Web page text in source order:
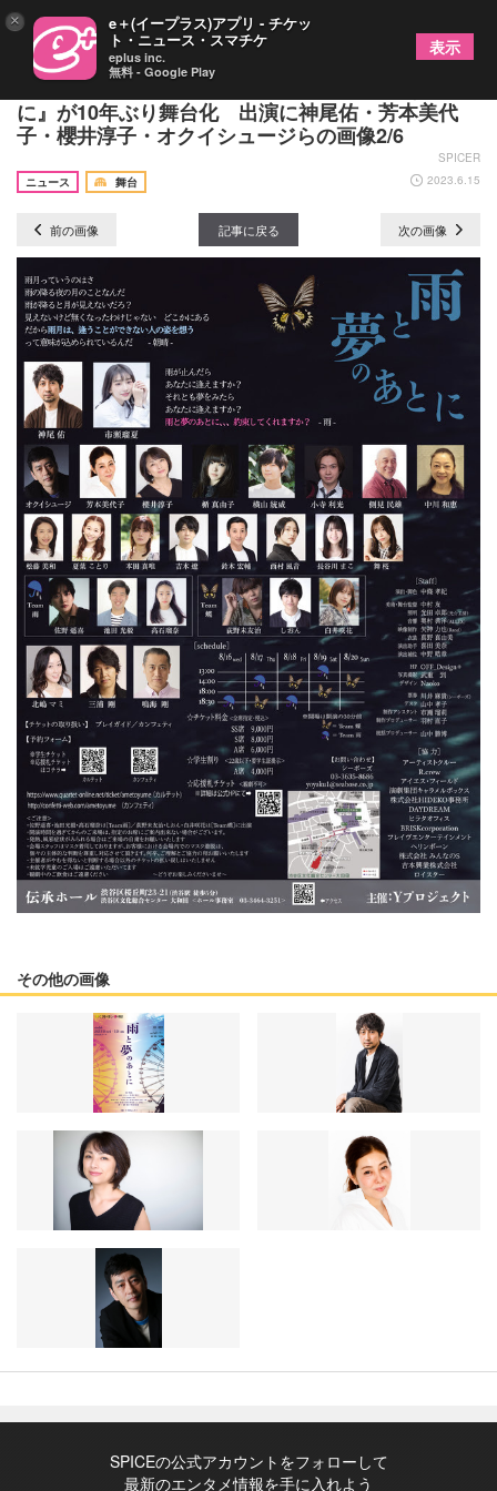
芥川賞作家 柳美里のホラー小説『雨と夢のあと
に』が10年ぶり舞台化 出演に神尾佑・芳本美代
子・櫻井淳子・オクイシュージらの画像2/6
SPICER
ニュース
舞台 2023.6.15
前の画像 記事に戻る 次の画像
その他の画像
SPICEの公式アカウントをフォローして
最新のエンタメ情報を手に入れよう
× e＋(イープラス)アプリ - チケッ
ト・ニュース・スマチケ
eplus inc.
無料 - Google Play
表示